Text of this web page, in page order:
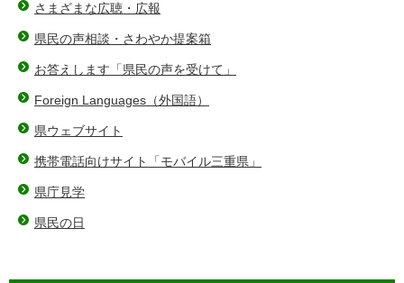
さまざまな広聴・広報
県民の声相談・さわやか提案箱
お答えします「県民の声を受けて」
Foreign Languages（外国語）
県ウェブサイト
携帯電話向けサイト「モバイル三重県」
県庁見学
県民の日